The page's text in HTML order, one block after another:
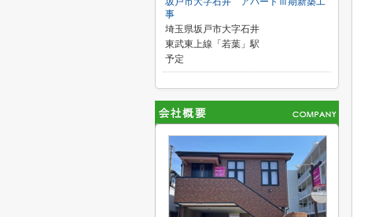
事
埼玉県坂戸市大字石井
東武東上線「若葉」駅
予定